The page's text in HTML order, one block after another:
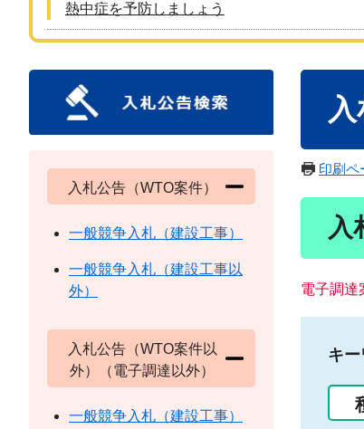
熱中症を予防しましょう
印刷ペ
入
電子調達
キ
入札公告（WTO案件）
一般競争入札（建設工事）
一般競争入札（建設工事以
外）
入札公告（WTO案件以
外）（電子調達以外）
一般競争入札（建設工事）